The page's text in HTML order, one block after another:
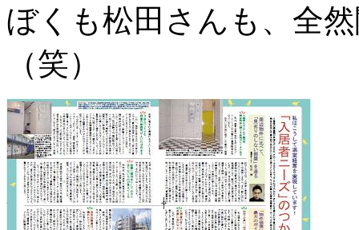
ぼくも松田さんも、全
（笑）